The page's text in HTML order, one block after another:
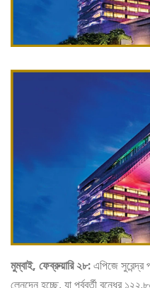
মুম্বাই, ফেব্রুয়ারি ২৮:এপিজে সুরেন্দ্র
লেনদেন হচ্ছে, যা পূর্ববর্তী বন্ধের